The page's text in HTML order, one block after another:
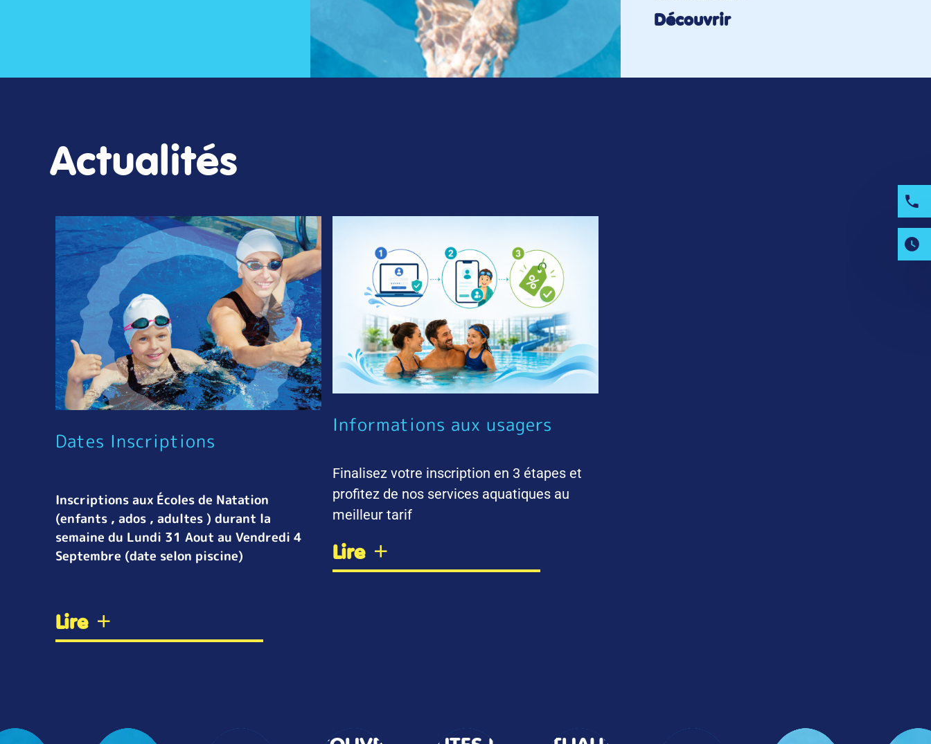
Découvrir
Actualités
Dates Inscriptions
Inscriptions aux Écoles de Natation
(enfants , ados , adultes ) durant la
semaine du Lundi 31 Aout au Vendredi 4
Septembre (date selon piscine)
Lire
Informations aux usagers
Finalisez votre inscription en 3 étapes et
profitez de nos services aquatiques au
meilleur tarif
Lire